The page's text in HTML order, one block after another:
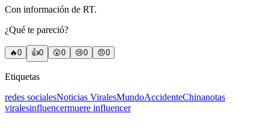
Con información de RT.
¿Qué te pareció?
🔥0 👍0 😲0 😢0 😠0
Etiquetas
redes socialesNoticias ViralesMundoAccidenteChinanotas
viralesinfluencermuere influencer